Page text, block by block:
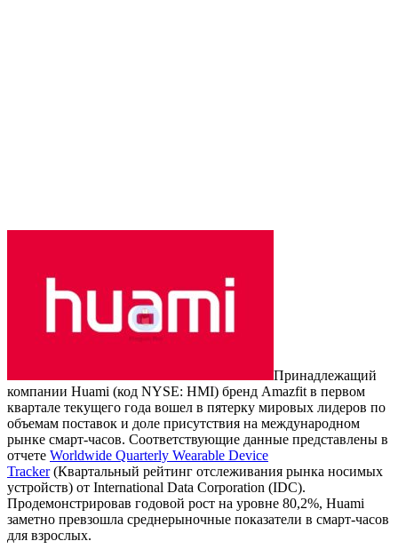
Принадлежащий
компании Huami (код NYSE: HMI) бренд Amazfit в первом
квартале текущего года вошел в пятерку мировых лидеров по
объемам поставок и доле присутствия на международном
рынке смарт-часов. Соответствующие данные представлены в
отчете Worldwide Quarterly Wearable Device
Tracker(Квартальный рейтинг отслеживания рынка носимых
устройств) от International Data Corporation (IDC).
Продемонстрировав годовой рост на уровне 80,2%, Huami
заметно превзошла среднерыночные показатели в смарт-часов
для взрослых.